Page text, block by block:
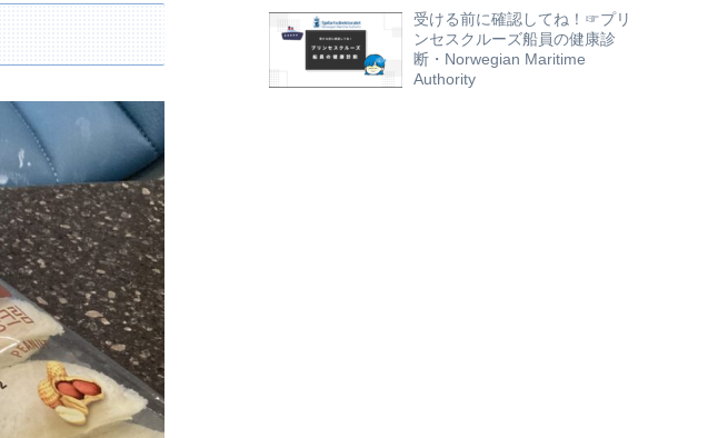
受ける前に確認してね！☞プリ
ンセスクルーズ船員の健康診
断・Norwegian Maritime
Authority